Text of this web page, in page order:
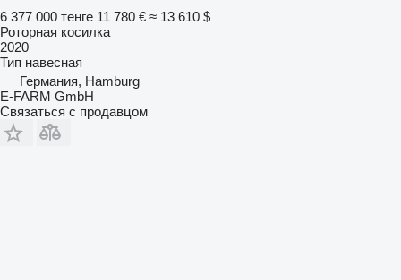
6 377 000 тенге 11 780 € ≈ 13 610 $
Роторная косилка
2020
Тип навесная
Германия, Hamburg
E-FARM GmbH
Связаться с продавцом